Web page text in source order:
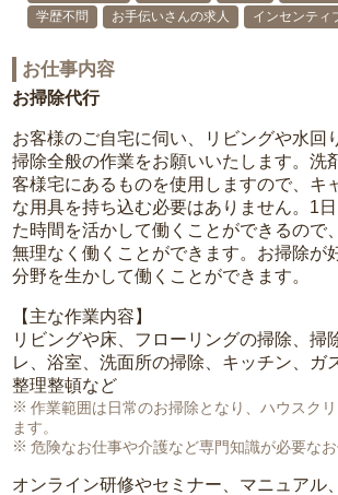
学歴不問
お手伝いさんの求人 インセンティ
お仕事内容
お掃除代行
お客様のご自宅に伺い、リビングや水回
掃除全般の作業をお願いいたします。洗
客様宅にあるものを使用しますので、キ
な用具を持ち込む必要はありません。1
た時間を活かして働くことができるので
無理なく働くことができます。お掃除が
分野を生かして働くことができます。
【主な作業内容】
リビングや床、フローリングの掃除、掃
レ、浴室、洗面所の掃除、キッチン、ガ
整理整頓など
作業範囲は日常のお掃除となり、ハウスク
ます。
危険なお仕事や介護など専門知識が必要なお
オンライン研修やセミナー、マニュアル